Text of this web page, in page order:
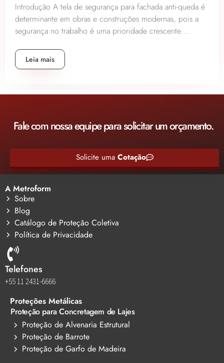
Introdução A tela de segurança para fachada anti-queda é
determinante em obras e construções modernas, pois a
segurança no trabalho é uma prioridade crescente....
Leia mais
Fale com nossa equipe para solicitar um orçamento.
Solicite uma Cotação
A Metroform
Sobre
Blog
Catálogo de Proteção Coletiva
Política de Privacidade
Telefones
+55 11 2431-6666
Proteções Metálicas
Proteção para Concretagem de Lajes
Proteção de Alvenaria Estrutural
Proteção de Barrote
Proteção de Garfo de Madeira